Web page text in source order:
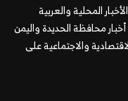
المحلية والعربية
محافظة الحديدة واليمن
والاجتماعية على